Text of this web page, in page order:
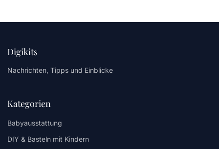
Digikits
Nachrichten, Tipps und Einblicke
Kategorien
Babyausstattung
DIY & Basteln mit Kindern